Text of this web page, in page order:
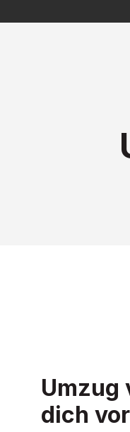
Umzug
dich